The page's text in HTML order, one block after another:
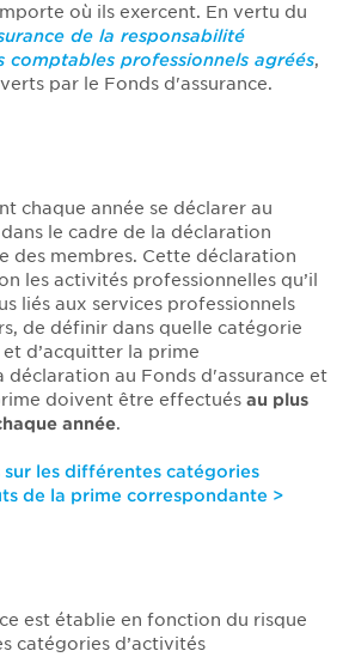
où ils exercent. En vertu du
de la responsabilité
comptables professionnels agréés,
par le Fonds d'assurance.
chaque année se déclarer au
le cadre de la déclaration
des membres. Cette déclaration
les activités professionnelles qu’il
liés aux services professionnels
de définir dans quelle catégorie
et d’acquitter la prime
déclaration au Fonds d'assurance et
doivent être effectués au plus
année.
sur les différentes catégories
de la prime correspondante >
est établie en fonction du risque
catégories d’activités